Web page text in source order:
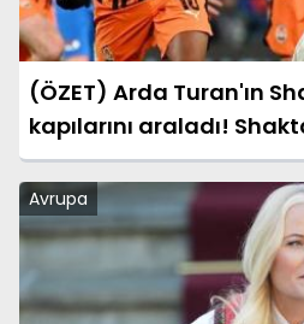
(ÖZET) Arda Turan'ın
kapılarını araladı!
Alkmaar maçı sonucu:
Konferans Ligi)
Avrupa